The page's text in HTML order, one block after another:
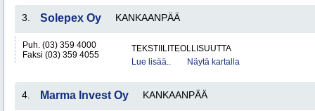
3. Solepex Oy KANKAANPÄÄ
Puh. (03) 359 4000
Faksi (03) 359 4055
TEKSTIILITEOLLISUUTTA
Lue lisää..
Näytä kartalla
4. Marma Invest Oy KANKAANPÄÄ